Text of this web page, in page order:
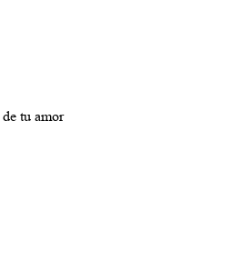
de tu amor